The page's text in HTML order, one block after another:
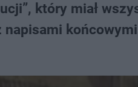
który miał
napisami